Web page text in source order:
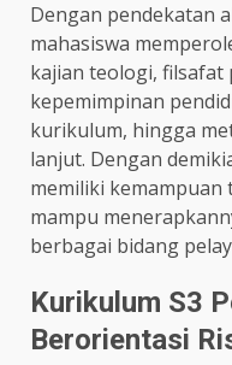
Dengan pendekatan
mahasiswa
kajian teologi, filsafat
kepemimpinan
kurikulum, hingga
lanjut. Dengan
memiliki
mampu
berbagai bidang
Kurikulum S3
Berorientasi